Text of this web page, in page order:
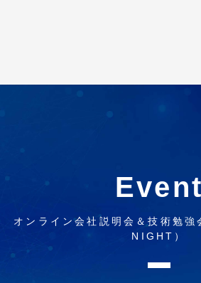
Event
オンライン会社説明会＆技術勉
NIGHT）